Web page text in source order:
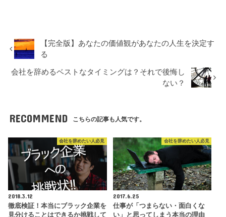
【完全版】あなたの価値観があなたの人生を決定す
る
会社を辞めるベストなタイミングは？それで後悔し
ない？
RECOMMEND こちらの記事も人気です。
会社を辞めたい人必見
2018.3.12
徹底検証！本当にブラック企業を
見分けることはできるか挑戦して
会社を辞めたい人必見
2017.6.25
仕事が「つまらない・面白くな
い」と思ってしまう本当の理由